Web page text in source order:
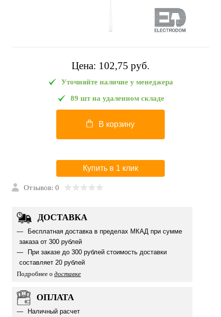
Цена: 102,75 pуб.
Уточняйте наличие у менеджера
89 шт на удаленном складе
В корзину
Купить в 1 клик
Отзывов: 0
ДОСТАВКА
Бесплатная доставка в пределах МКАД при сумме
заказа от 300 рублей
При заказе до 300 рублей стоимость доставки
составляет 20 рублей
Подробнее о доставке
ОПЛАТА
Наличный расчет